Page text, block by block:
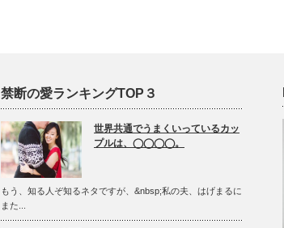
禁断の愛ランキングTOP３
世界共通でうまくいっているカッ
プルは、◯◯◯◯。
もう、知る人ぞ知るネタですが、&nbsp;私の夫、はげまるに
また...